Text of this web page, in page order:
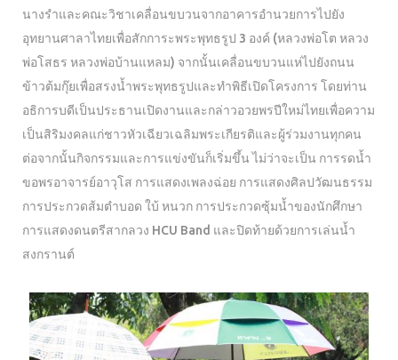
นางรำและคณะวิชาเคลื่อนขบวนจากอาคารอำนวยการไปยัง
อุทยานศาลาไทยเพื่อสักการะพระพุทธรูป 3 องค์ (หลวงพ่อโต หลวง
พ่อโสธร หลวงพ่อบ้านแหลม) จากนั้นเคลื่อนขบวนแห่ไปยังถนน
ข้าวต้มกุ๊ยเพื่อสรงน้ำพระพุทธรูปและทำพิธีเปิดโครงการ โดยท่าน
อธิการบดีเป็นประธานเปิดงานและกล่าวอวยพรปีใหม่ไทยเพื่อความ
เป็นสิริมงคลแก่ชาวหัวเฉียวเฉลิมพระเกียรติและผู้ร่วมงานทุกคน
ต่อจากนั้นกิจกรรมและการแข่งขันก็เริ่มขึ้น ไม่ว่าจะเป็น การรดน้ำ
ขอพรอาจารย์อาวุโส การแสดงเพลงฉ่อย การแสดงศิลปวัฒนธรรม
การประกวดส้มตำบอด ใบ้ หนวก การประกวดซุ้มน้ำของนักศึกษา
การแสดงดนตรีสากลวง HCU Band และปิดท้ายด้วยการเล่นน้ำ
สงกรานต์